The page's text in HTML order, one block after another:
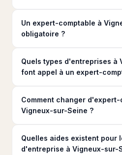
Un expert-comptable à
obligatoire ?
Quels types d'entreprises à
font appel à un expert-
Comment changer d'expert-
Vigneux-sur-Seine ?
Quelles aides existent pour
d'entreprise à Vigneux-sur-